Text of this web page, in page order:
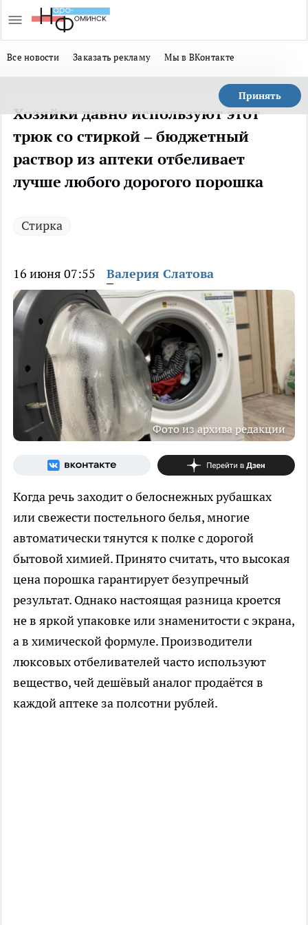
Все новости Заказать рекламу Мы в ВКонтакте
Принять
Хозяйки давно используют этот
трюк со стиркой – бюджетный
раствор из аптеки отбеливает
лучше любого дорогого порошка
Стирка
16 июня 07:55 Валерия Слатова
Фото из архива редакции
Когда речь заходит о белоснежных рубашках
или свежести постельного белья, многие
автоматически тянутся к полке с дорогой
бытовой химией. Принято считать, что высокая
цена порошка гарантирует безупречный
результат. Однако настоящая разница кроется
не в яркой упаковке или знаменитости с экрана,
а в химической формуле. Производители
люксовых отбеливателей часто используют
вещество, чей дешёвый аналог продаётся в
каждой аптеке за полсотни рублей.